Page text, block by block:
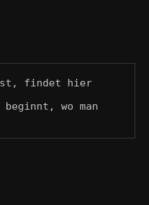
findet hier
wo man